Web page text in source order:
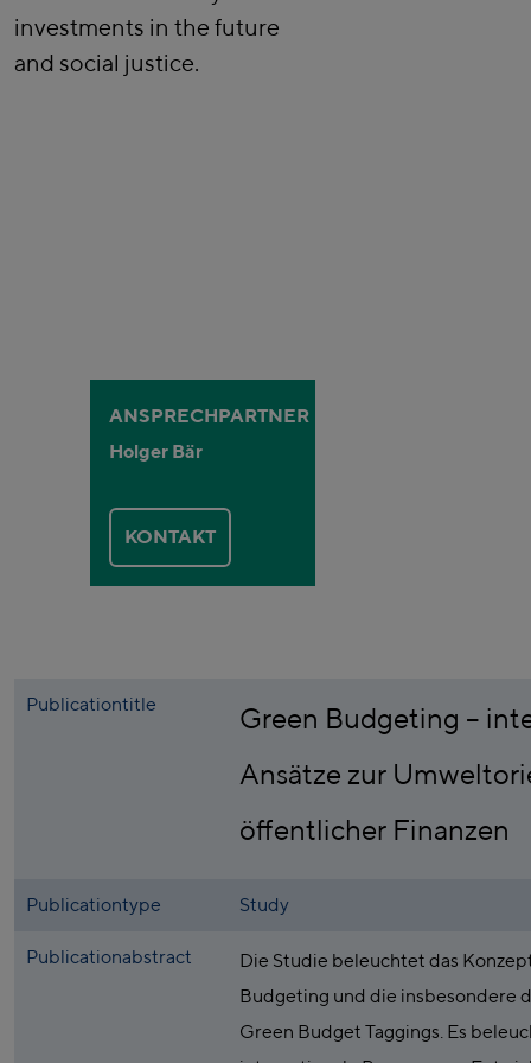
investments in the future
and social justice.
ANSPRECHPARTNER
Holger Bär
KONTAKT
Publicationtitle
Green Budgeting –
Ansätze zur
öffentlicher Finanzen
Publicationtype Study
Publicationabstract
Die Studie beleuchtet das
Budgeting und die insbesondere
Green Budget Taggings. Es